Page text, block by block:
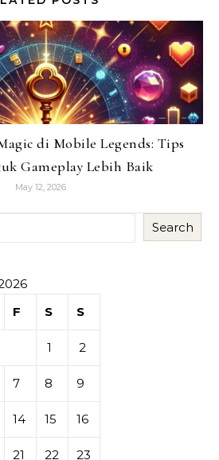
di Mobile Legends: Tips
Gameplay Lebih Baik
May 12, 2026
Search
F S S
1 2
7 8 9
14 15 16
21 22 23